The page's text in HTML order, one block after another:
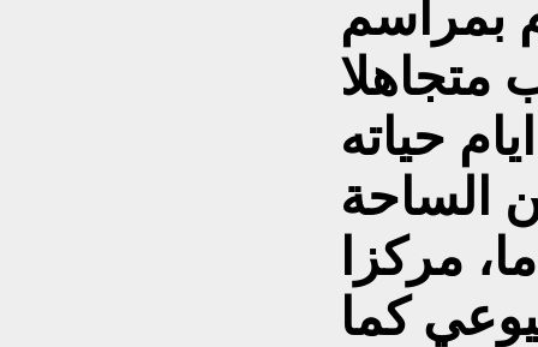
بمراسم
متجاهلا
حياته
الساحة
مركزا
كما